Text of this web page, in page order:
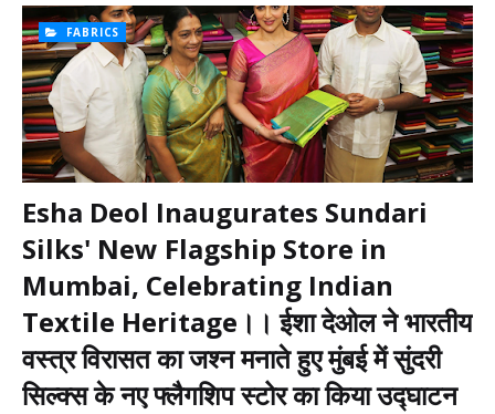
FABRICS
Esha Deol Inaugurates Sundari
Silks' New Flagship Store in
Mumbai, Celebrating Indian
Textile Heritage।। ईशा देओल ने भारतीय
वस्त्र विरासत का जश्न मनाते हुए मुंबई में सुंदरी
सिल्क्स के नए फ्लैगशिप स्टोर का किया उद्घाटन